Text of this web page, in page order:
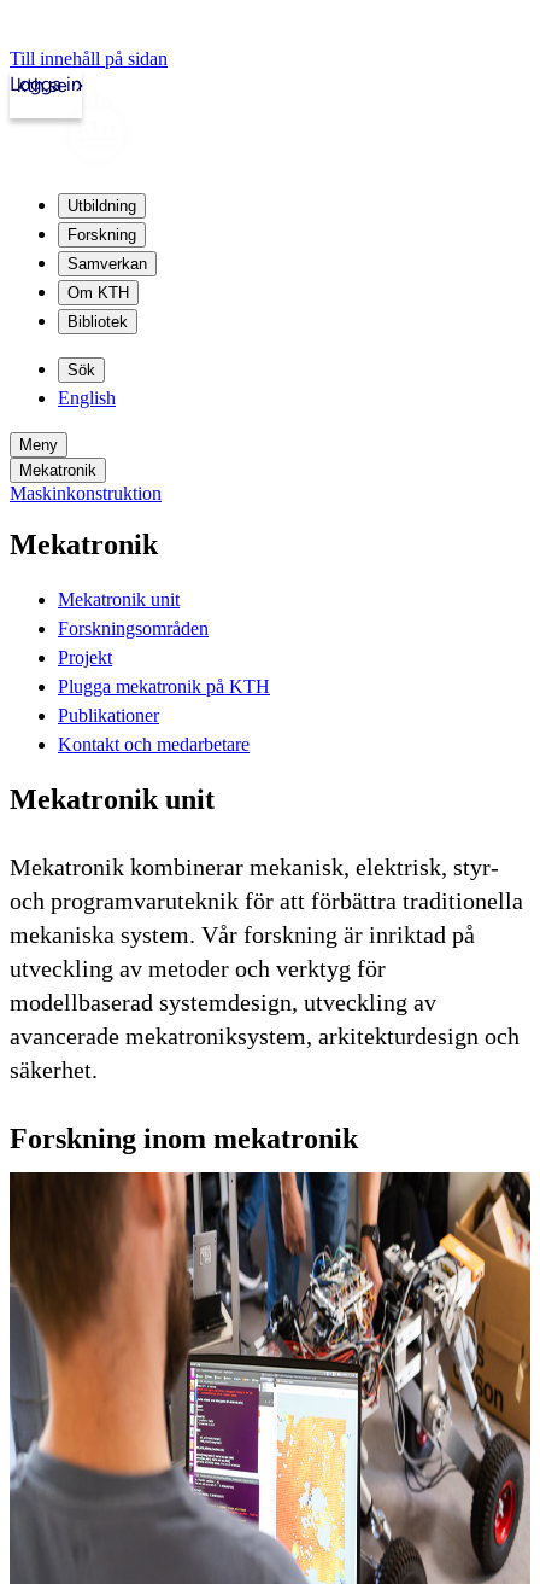
Till innehåll på sidan
kth.se
Logga in
Utbildning
Forskning
Samverkan
Om KTH
Bibliotek
Sök
English
Meny
Mekatronik
Maskinkonstruktion
Mekatronik
Mekatronik unit
Forskningsområden
Projekt
Plugga mekatronik på KTH
Publikationer
Kontakt och medarbetare
Mekatronik unit
Mekatronik kombinerar mekanisk, elektrisk, styr-
och programvaruteknik för att förbättra traditionella
mekaniska system. Vår forskning är inriktad på
utveckling av metoder och verktyg för
modellbaserad systemdesign, utveckling av
avancerade mekatroniksystem, arkitekturdesign och
säkerhet.
Forskning inom mekatronik